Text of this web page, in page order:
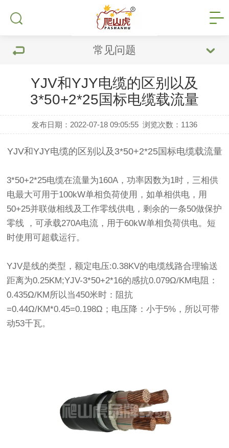
常见问题
YJV和YJY电缆的区别以及
3*50+2*25国标电缆载流量
发布日期：2022-07-18 09:05:55 浏览次数： 1136
YJV和YJY电缆的区别以及3*50+2*25国标电缆载流量
3*50+2*25电缆在流量为160A，功率因数为1时，三相供
电最大可用于100kW单相负荷使用，如单相供电，用
50+25并联做相线及工作零线供电，剩余的一条50做保护
零线 ，可承载270A电流，用于60kW单相负荷供电。短
时使用可超载运行。
YJV是线的类型，额定电压:0.38KV的电缆线路合理输送
距离为0.25KM;YJV-3*50+2*16的感抗0.079Ω/KM电阻：
0.435Ω/KM所以当450米时：阻抗
=0.44Ω/KM*0.45=0.198Ω；电压降：小于5%，所以可带
动53千瓦。